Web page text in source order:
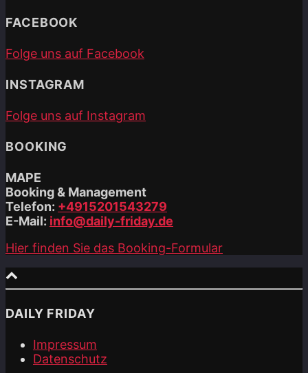
FACEBOOK
Folge uns auf Facebook
INSTAGRAM
Folge uns auf Instagram
BOOKING
MAPE
Booking & Management
Telefon: +4915201543279
E-Mail: info@daily-friday.de
Hier finden Sie das Booking-Formular
DAILY FRIDAY
Impressum
Datenschutz